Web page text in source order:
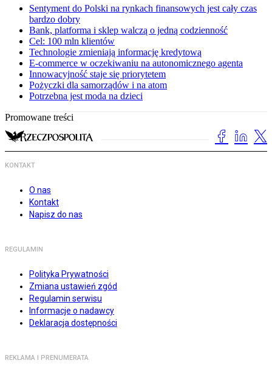
Sentyment do Polski na rynkach finansowych jest cały czas
bardzo dobry
Bank, platforma i sklep walczą o jedną codzienność
Cel: 100 mln klientów
Technologie zmieniają informację kredytową
E-commerce w oczekiwaniu na autonomicznego agenta
Innowacyjność staje się priorytetem
Pożyczki dla samorządów i na atom
Potrzebna jest moda na dzieci
Promowane treści
KONTAKT
O nas
Kontakt
Napisz do nas
REGULAMIN
Polityka Prywatności
Zmiana ustawień zgód
Regulamin serwisu
Informacje o nadawcy
Deklaracja dostępności
REKLAMA I PRENUMERATA